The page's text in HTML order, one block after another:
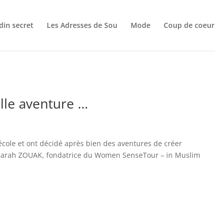
secret Les Adresses de Sou Mode Coup de coeur
aventure …
et ont décidé après bien des aventures de créer
ZOUAK, fondatrice du Women SenseTour – in Muslim